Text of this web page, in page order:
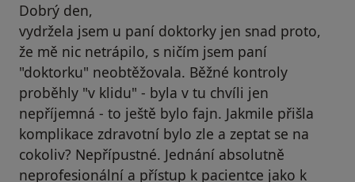
Dobrý den,
vydržela jsem u paní doktorky jen snad proto,
že mě nic netrápilo, s ničím jsem paní
"doktorku" neobtěžovala. Běžné kontroly
proběhly "v klidu" - byla v tu chvíli jen
nepříjemná - to ještě bylo fajn. Jakmile přišla
komplikace zdravotní bylo zle a zeptat se na
cokoliv? Nepřípustné. Jednání absolutně
neprofesionální a přístup k pacientce jako k